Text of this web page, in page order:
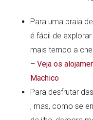
Para uma praia
é fácil de
mais tempo a
–Veja os
Machico
Para desfrutar
, mas, como se